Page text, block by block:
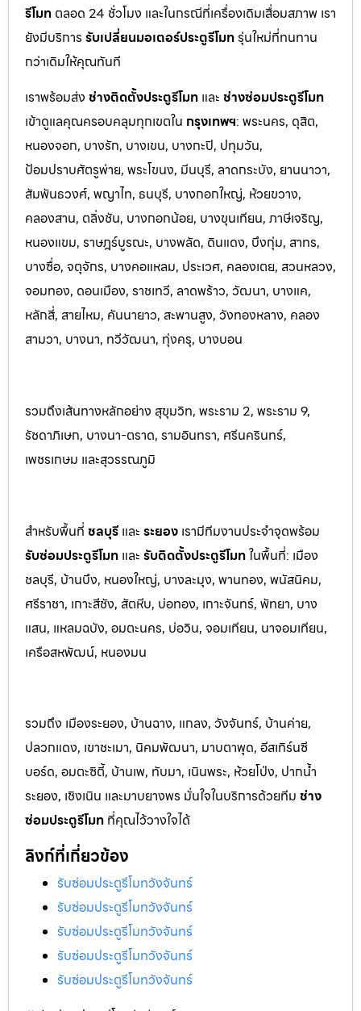
รีโมท ตลอด 24 ชั่วโมง และในกรณีที่เครื่องเดิมเสื่อมสภาพ เรา
ยังมีบริการ รับเปลี่ยนมอเตอร์ประตูรีโมทรุ่นใหม่ที่ทนทาน
กว่าเดิมให้คุณทันที
เราพร้อมส่ง ช่างติดตั้งประตูรีโมท และ ช่างซ่อมประตูรีโมท
เข้าดูแลคุณครอบคลุมทุกเขตใน กรุงเทพฯ: พระนคร, ดุสิต,
หนองจอก, บางรัก, บางเขน, บางกะปิ, ปทุมวัน,
ป้อมปราบศัตรูพ่าย, พระโขนง, มีนบุรี, ลาดกระบัง, ยานนาวา,
สัมพันธวงศ์, พญาไท, ธนบุรี, บางกอกใหญ่, ห้วยขวาง,
คลองสาน, ตลิ่งชัน, บางกอกน้อย, บางขุนเทียน, ภาษีเจริญ,
หนองแขม, ราษฎร์บูรณะ, บางพลัด, ดินแดง, บึงกุ่ม, สาทร,
บางซื่อ, จตุจักร, บางคอแหลม, ประเวศ, คลองเตย, สวนหลวง,
จอมทอง, ดอนเมือง, ราชเทวี, ลาดพร้าว, วัฒนา, บางแค,
หลักสี่, สายไหม, คันนายาว, สะพานสูง, วังทองหลาง, คลอง
สามวา, บางนา, ทวีวัฒนา, ทุ่งครุ, บางบอน
รวมถึงเส้นทางหลักอย่าง สุขุมวิท, พระราม 2, พระราม 9,
รัชดาภิเษก, บางนา-ตราด, รามอินทรา, ศรีนครินทร์,
เพชรเกษม และสุวรรณภูมิ
สำหรับพื้นที่ ชลบุรี และ ระยอง เรามีทีมงานประจำจุดพร้อม
รับซ่อมประตูรีโมท และ รับติดตั้งประตูรีโมทในพื้นที่: เมือง
ชลบุรี, บ้านบึง, หนองใหญ่, บางละมุง, พานทอง, พนัสนิคม,
ศรีราชา, เกาะสีชัง, สัตหีบ, บ่อทอง, เกาะจันทร์, พัทยา, บาง
แสน, แหลมฉบัง, อมตะนคร, บ่อวิน, จอมเทียน, นาจอมเทียน,
เครือสหพัฒน์, หนองมน
รวมถึง เมืองระยอง, บ้านฉาง, แกลง, วังจันทร์, บ้านค่าย,
ปลวกแดง, เขาชะเมา, นิคมพัฒนา, มาบตาพุด, อีสเทิร์นซี
บอร์ด, อมตะซิตี้, บ้านเพ, ทับมา, เนินพระ, ห้วยโป่ง, ปากน้ำ
ระยอง, เชิงเนิน และมาบยางพร มั่นใจในบริการด้วยทีม ช่าง
ซ่อมประตูรีโมท ที่คุณไว้วางใจได้
ลิงก์ที่เกี่ยวข้อง
รับซ่อมประตูรีโมทวังจันทร์
รับซ่อมประตูรีโมทวังจันทร์
รับซ่อมประตูรีโมทวังจันทร์
รับซ่อมประตูรีโมทวังจันทร์
รับซ่อมประตูรีโมทวังจันทร์